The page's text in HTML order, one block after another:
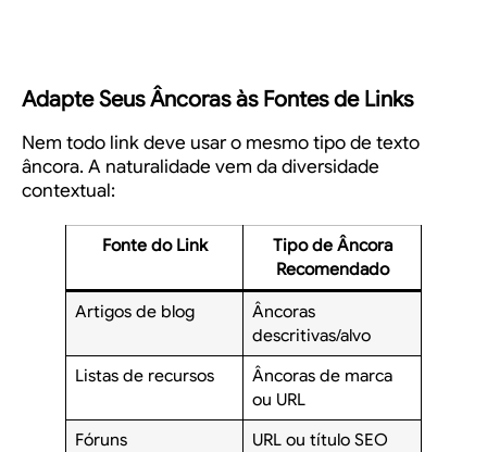
Adapte Seus Âncoras às Fontes de Links
Nem todo link deve usar o mesmo tipo de texto
âncora. A naturalidade vem da diversidade
contextual:
Fonte do Link
Tipo de Âncora
Recomendado
Artigos de blog
Âncoras
descritivas/alvo
Listas de recursos
Âncoras de marca
ou URL
Fóruns
URL ou título SEO